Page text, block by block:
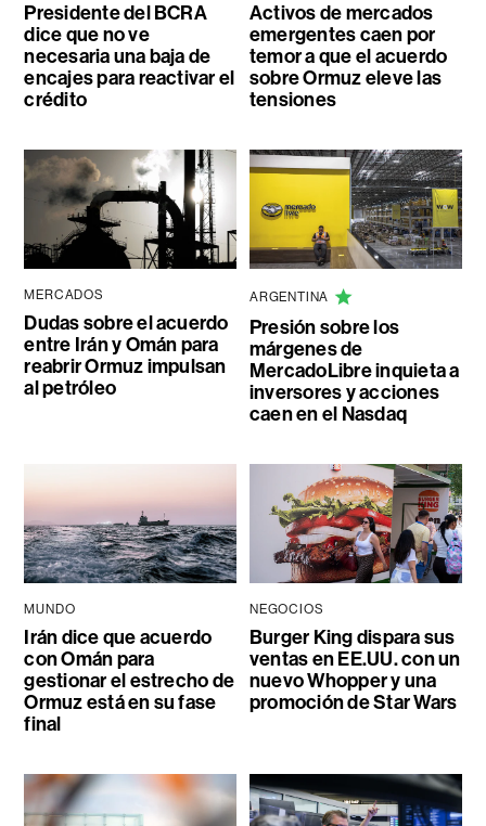
Presidente del BCRA
dice que no ve
necesaria una baja de
encajes para reactivar el
crédito
Activos de mercados
emergentes caen por
temor a que el acuerdo
sobre Ormuz eleve las
tensiones
MERCADOS
Dudas sobre el acuerdo
entre Irán y Omán para
reabrir Ormuz impulsan
al petróleo
ARGENTINA
Presión sobre los
márgenes de
MercadoLibre inquieta a
inversores y acciones
caen en el Nasdaq
MUNDO
Irán dice que acuerdo
con Omán para
gestionar el estrecho de
Ormuz está en su fase
final
NEGOCIOS
Burger King dispara sus
ventas en EE.UU. con un
nuevo Whopper y una
promoción de Star Wars